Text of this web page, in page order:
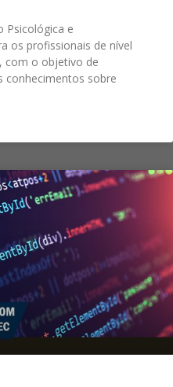
Psicológica e
os profissionais de nível
com o objetivo de
conhecimentos sobre